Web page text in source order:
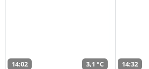
14:02 3,1 °C 14:32